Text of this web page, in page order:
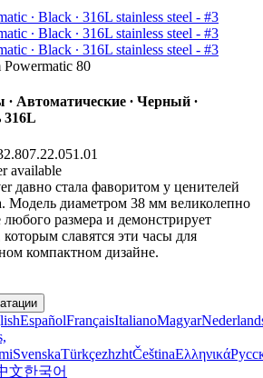
80
Автоматические ∙ Черный ∙
available
давно стала фаворитом у ценителей
Модель диаметром 38 мм великолепно
любого размера и демонстрирует
славятся эти часы для
компактном дизайне.
EspañolFrançaisItalianoMagyar
SvenskaTürkçezhzhtČeštinaΕλληνικά
文한국어